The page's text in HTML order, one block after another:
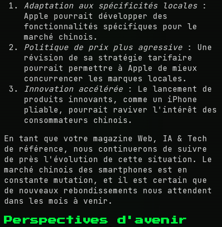
Adaptation aux spécificités locales :
Apple pourrait développer des
fonctionnalités spécifiques pour le
marché chinois.
Politique de prix plus agressive : Une
révision de sa stratégie tarifaire
pourrait permettre à Apple de mieux
concurrencer les marques locales.
Innovation accélérée : Le lancement de
produits innovants, comme un iPhone
pliable, pourrait raviver l'intérêt des
consommateurs chinois.
En tant que votre magazine Web, IA & Tech
de référence, nous continuerons de suivre
de près l'évolution de cette situation. Le
marché chinois des smartphones est en
constante mutation, et il est certain que
de nouveaux rebondissements nous attendent
dans les mois à venir.
Perspectives d'avenir